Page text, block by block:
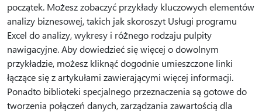
początek. Możesz zobaczyć przykłady kluczowych elementów
analizy biznesowej, takich jak skoroszyt Usługi programu
Excel do analizy, wykresy i różnego rodzaju pulpity
nawigacyjne. Aby dowiedzieć się więcej o dowolnym
przykładzie, możesz kliknąć dogodnie umieszczone linki
łączące się z artykułami zawierającymi więcej informacji.
Ponadto biblioteki specjalnego przeznaczenia są gotowe do
tworzenia połączeń danych, zarządzania zawartością dla